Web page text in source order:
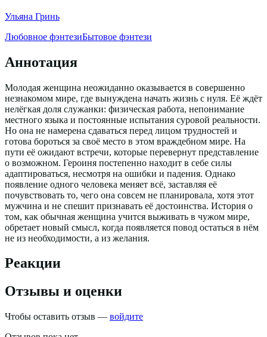
Ульяна Гринь
Любовное фэнтезиБытовое фэнтези
Аннотация
Молодая женщина неожиданно оказывается в совершенно
незнакомом мире, где вынуждена начать жизнь с нуля. Её ждёт
нелёгкая доля служанки: физическая работа, непонимание
местного языка и постоянные испытания суровой реальности.
Но она не намерена сдаваться перед лицом трудностей и
готова бороться за своё место в этом враждебном мире. На
пути её ожидают встречи, которые перевернут представление
о возможном. Героиня постепенно находит в себе силы
адаптироваться, несмотря на ошибки и падения. Однако
появление одного человека меняет всё, заставляя её
почувствовать то, чего она совсем не планировала, хотя этот
мужчина и не спешит признавать её достоинства. История о
том, как обычная женщина учится выживать в чужом мире,
обретает новый смысл, когда появляется повод остаться в нём
не из необходимости, а из желания.
Реакции
Отзывы и оценки
Чтобы оставить отзыв — войдите